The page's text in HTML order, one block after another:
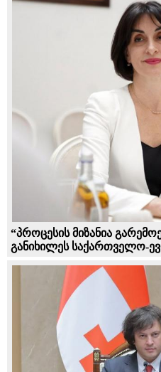
“პროცესის მიზანია
განიხილეს საქართველო-